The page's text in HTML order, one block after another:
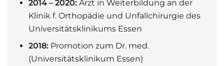
2014 – 2020:Arzt in Weiterbildung an der
Klinik f. Orthopädie und Unfallchirurgie des
Universitätsklinikums Essen
2018: Promotion zum Dr. med.
(Universitätsklinikum Essen)